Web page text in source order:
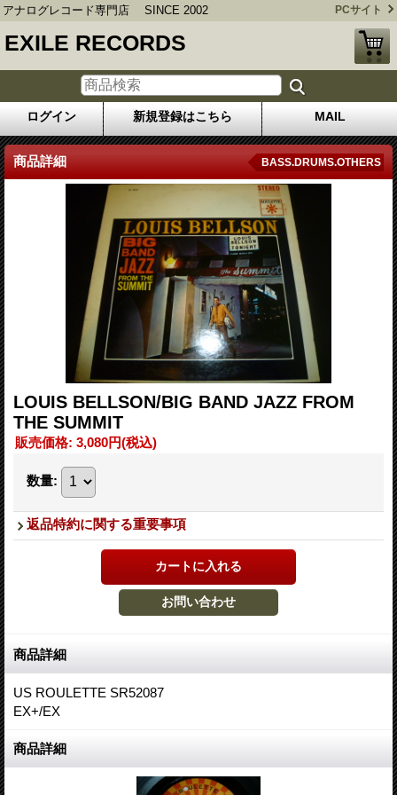
アナログレコード専門店 SINCE 2002 PCサイト
EXILE RECORDS
ログイン 新規登録はこちら MAIL
商品詳細 BASS.DRUMS.OTHERS
LOUIS BELLSON/BIG BAND JAZZ FROM
THE SUMMIT
販売価格: 3,080円(税込)
数量:
返品特約に関する重要事項
商品詳細
US ROULETTE SR52087
EX+/EX
商品詳細